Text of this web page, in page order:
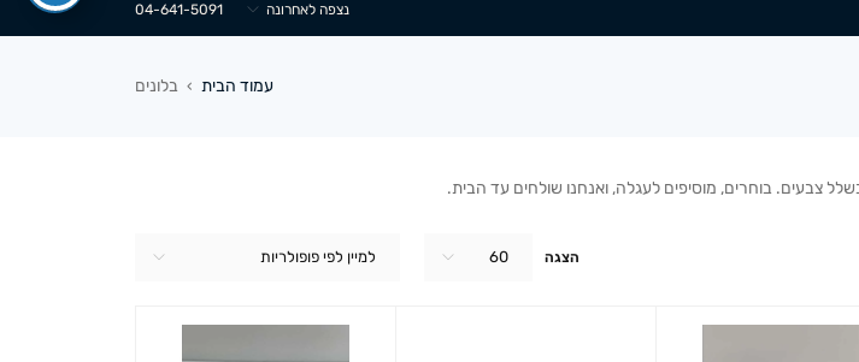
04-641-5091 נצפה לאחרונה
עמוד הבית › בלונים
צבעים. בוחרים, מוסיפים לעגלה, ואנחנו שולחים עד הבית.
למיין לפי פופולריות הצגה 60